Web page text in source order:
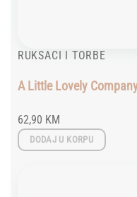
RUKSACI I TORBE
A Little Lovely
62,90 KM
DODAJ U KORPU